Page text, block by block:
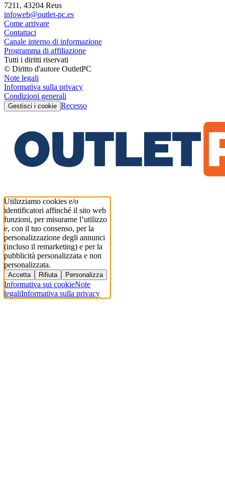
7211, 43204 Reus
infoweb@outlet-pc.es
Come arrivare
Contattaci
Canale interno di informazione
Programma di affiliazione
Tutti i diritti riservati
© Diritto d'autore OutletPC
Note legali
Informativa sulla privacy
Condizioni generali
Gestisci i cookie Recesso
Utilizziamo cookies e/o
identificatori affinché il sito web
funzioni, per misurarne l’utilizzo
e, con il tuo consenso, per la
personalizzazione degli annunci
(incluso il remarketing) e per la
pubblicità personalizzata e non
personalizzata.
Accetta Rifiuta Personalizza
Informativa sui cookieNote
legaliInformativa sulla privacy